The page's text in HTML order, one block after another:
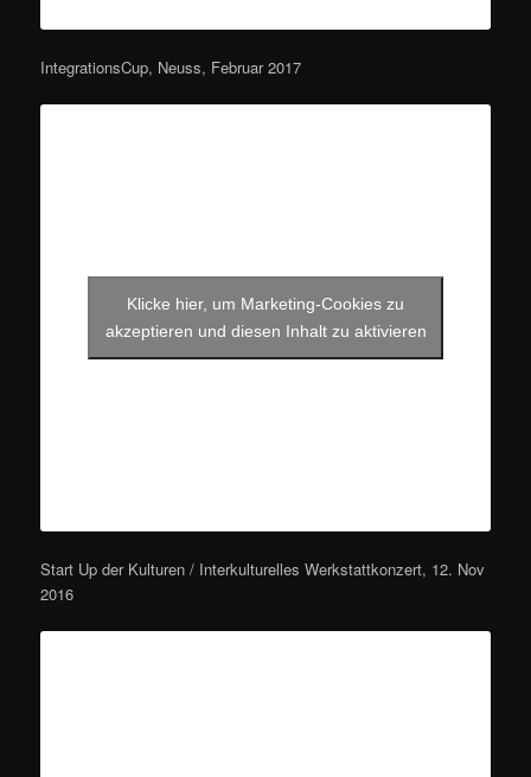
IntegrationsCup, Neuss, Februar 2017
Klicke hier, um Marketing-Cookies zu
akzeptieren und diesen Inhalt zu aktivieren
Start Up der Kulturen / Interkulturelles Werkstattkonzert, 12. Nov
2016